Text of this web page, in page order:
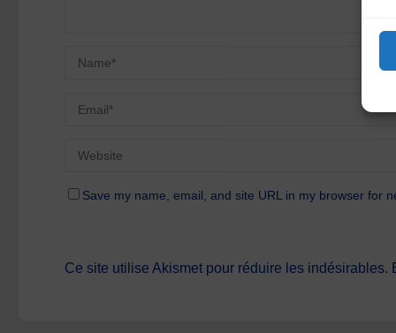
Save my name, email, and site URL in my browser for
Ce site utilise Akismet pour réduire les indésirables.